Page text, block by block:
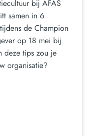
bij AFAS
samen in 6
de Champion
op 18 mei bij
deze tips zou je
organisatie?